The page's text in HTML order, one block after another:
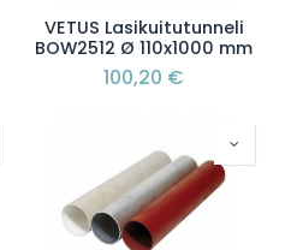
VETUS Lasikuitutunneli
BOW2512 Ø 110x1000 mm
100,20 €